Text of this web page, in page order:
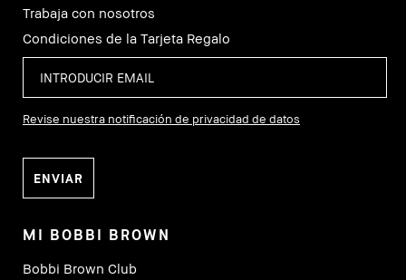
Trabaja con nosotros
Condiciones de la Tarjeta Regalo
Revise nuestra notificación de privacidad de datos
MI BOBBI BROWN
Bobbi Brown Club